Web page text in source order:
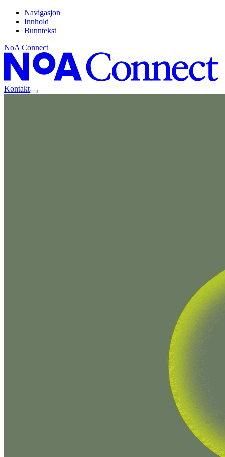
Navigasjon
Innhold
Bunntekst
NoA Connect
Kontakt